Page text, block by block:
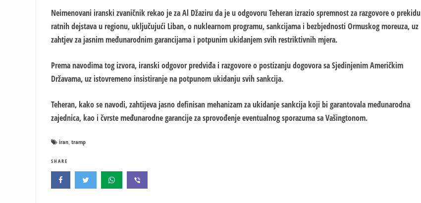
Neimenovani iranski zvaničnik rekao je za Al Džaziru da je u odgovoru Teheran izrazio spremnost za razgovore o prekidu
ratnih dejstava u regionu, uključujući Liban, o nuklearnom programu, sankcijama i bezbjednosti Ormuskog moreuza, uz
zahtjev za jasnim međunarodnim garancijama i potpunim ukidanjem svih restriktivnih mjera.
Prema navodima tog izvora, iranski odgovor predviđa i razgovore o postizanju dogovora sa Sjedinjenim Američkim
Državama, uz istovremeno insistiranje na potpunom ukidanju svih sankcija.
Teheran, kako se navodi, zahtijeva jasno definisan mehanizam za ukidanje sankcija koji bi garantovala međunarodna
zajednica, kao i čvrste međunarodne garancije za sprovođenje eventualnog sporazuma sa Vašingtonom.
iran tramp
SHARE